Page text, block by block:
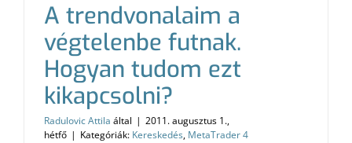
A trendvonalaim a
végtelenbe futnak.
Hogyan tudom ezt
kikapcsolni?
Radulovic Attila által | 2011. augusztus 1.,
hétfő | Kategóriák: Kereskedés, MetaTrader 4